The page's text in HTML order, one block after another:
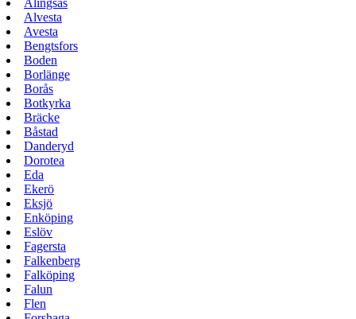
Alingsås
Alvesta
Avesta
Bengtsfors
Boden
Borlänge
Borås
Botkyrka
Bräcke
Båstad
Danderyd
Dorotea
Eda
Ekerö
Eksjö
Enköping
Eslöv
Fagersta
Falkenberg
Falköping
Falun
Flen